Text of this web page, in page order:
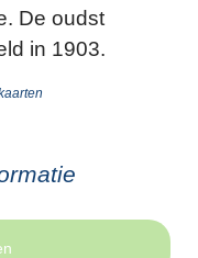
De oudst
in 1903.